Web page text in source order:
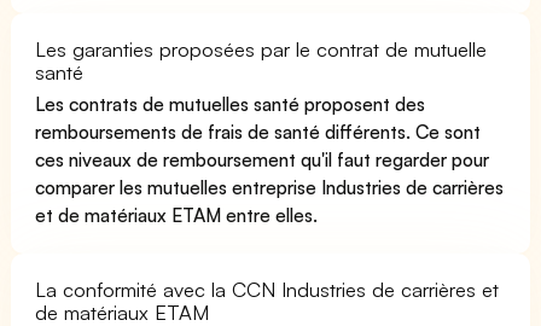
Les garanties proposées par le contrat de mutuelle
santé
Les contrats de mutuelles santé proposent des
remboursements de frais de santé différents. Ce sont
ces niveaux de remboursement qu'il faut regarder pour
comparer les mutuelles entreprise Industries de carrières
et de matériaux ETAM entre elles.
La conformité avec la CCN Industries de carrières et
de matériaux ETAM